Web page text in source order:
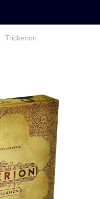
Trickerion